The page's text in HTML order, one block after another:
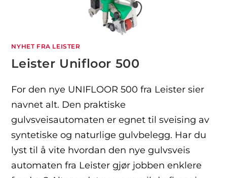
NYHET FRA LEISTER
Leister Unifloor 500
For den nye UNIFLOOR 500 fra Leister sier
navnet alt. Den praktiske
gulvsveisautomaten er egnet til sveising av
syntetiske og naturlige gulvbelegg. Har du
lyst til å vite hvordan den nye gulvsveis
automaten fra Leister gjør jobben enklere